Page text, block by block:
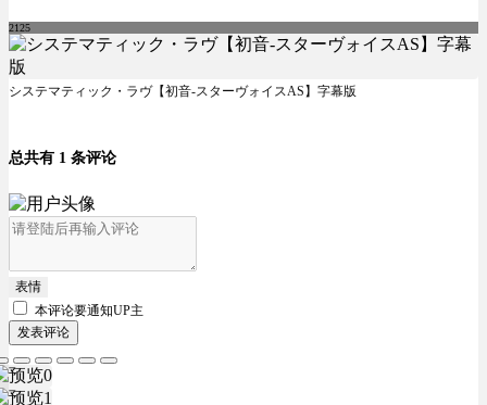
2125
システマティック・ラヴ【初音-スターヴォイスAS】字幕版
总共有 1 条评论
表情
本评论要通知UP主
发表评论